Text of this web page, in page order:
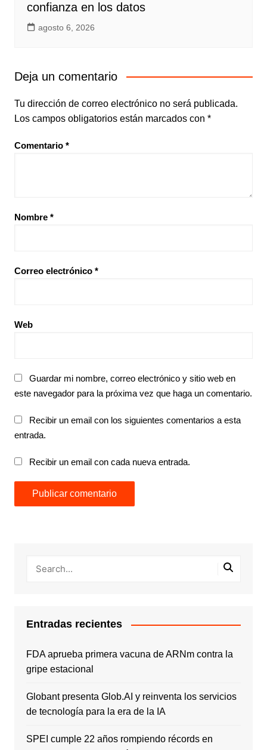
confianza en los datos
agosto 6, 2026
Deja un comentario
Tu dirección de correo electrónico no será publicada.
Los campos obligatorios están marcados con *
Comentario *
Nombre *
Correo electrónico *
Web
Guardar mi nombre, correo electrónico y sitio web en
este navegador para la próxima vez que haga un comentario.
Recibir un email con los siguientes comentarios a esta
entrada.
Recibir un email con cada nueva entrada.
Entradas recientes
FDA aprueba primera vacuna de ARNm contra la
gripe estacional
Globant presenta Glob.AI y reinventa los servicios
de tecnología para la era de la IA
SPEI cumple 22 años rompiendo récords en